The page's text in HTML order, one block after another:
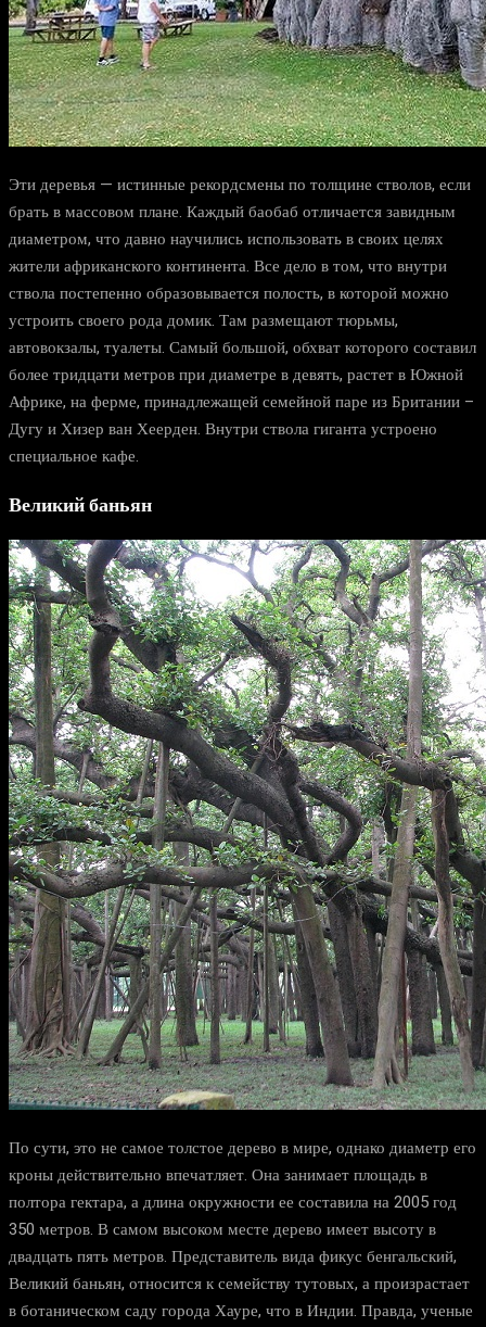
Эти деревья — истинные рекордсмены по толщине стволов, если
брать в массовом плане. Каждый баобаб отличается завидным
диаметром, что давно научились использовать в своих целях
жители африканского континента. Все дело в том, что внутри
ствола постепенно образовывается полость, в которой можно
устроить своего рода домик. Там размещают тюрьмы,
автовокзалы, туалеты. Самый большой, обхват которого составил
более тридцати метров при диаметре в девять, растет в Южной
Африке, на ферме, принадлежащей семейной паре из Британии –
Дугу и Хизер ван Хеерден. Внутри ствола гиганта устроено
специальное кафе.
Великий баньян
По сути, это не самое толстое дерево в мире, однако диаметр его
кроны действительно впечатляет. Она занимает площадь в
полтора гектара, а длина окружности ее составила на 2005 год
350 метров. В самом высоком месте дерево имеет высоту в
двадцать пять метров. Представитель вида фикус бенгальский,
Великий баньян, относится к семейству тутовых, а произрастает
в ботаническом саду города Хауре, что в Индии. Правда, ученые